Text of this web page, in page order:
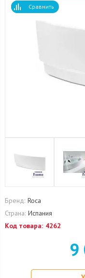
Сравнить
Бренд: Roca
Страна: Испания
Код товара: 4262
9